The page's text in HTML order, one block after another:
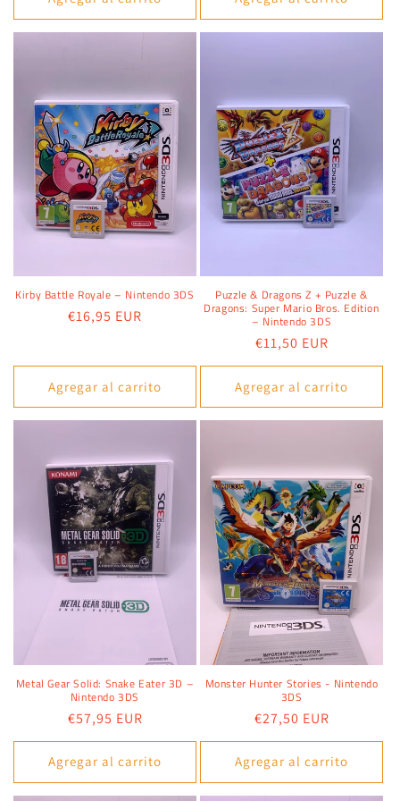
Kirby Battle Royale – Nintendo 3DS
Precio
€16,95 EUR
Agregar al carrito
Puzzle & Dragons Z + Puzzle &
Dragons: Super Mario Bros. Edition
– Nintendo 3DS
Precio
habitual
€11,50 EUR
Agregar al carrito
Metal Gear Solid: Snake Eater 3D –
Nintendo 3DS
Precio
habitual
€57,95 EUR
Agregar al carrito
Monster Hunter Stories - Nintendo
3DS
Precio
habitual
€27,50 EUR
Agregar al carrito